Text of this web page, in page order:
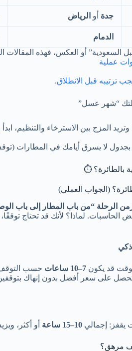
جدة أو الرياض
الدمام
السعودية” أو العكس، فهذه المقالات
عملية
ترتيبه قبل الانطلاق.
“شهر عسل”
المزج بين الاسترخاء والتنظيم، ابدأ
بجدول لا يسرق أيامك في المطارات
بالطائرة؟ ⏱️
(الجواب العملي)
الرحلة “من باب المطار إلى باب
الحاسبات. لماذا؟ لأنك قد تحتاج
قد يكون 7–10 ساعات
حسب التوقف
تحصل على سعر أفضل بدون إنهاك
يقفز: إجمالي 10–15 ساعة أو أكثر،
مرهق؟